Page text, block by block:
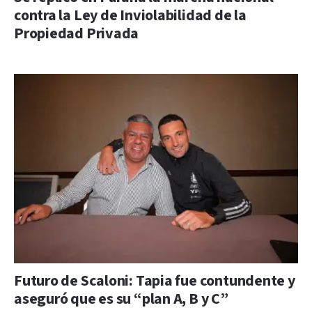
contra la Ley de Inviolabilidad de la
Propiedad Privada
Futuro de Scaloni: Tapia fue contundente y
aseguró que es su “plan A, B y C”